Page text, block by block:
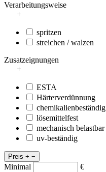
Verarbeitungsweise
+
spritzen
streichen / walzen
Zusatzeignungen
+
ESTA
Härterverdünnung
chemikalienbeständig
lösemittelfest
mechanisch belastbar
uv-beständig
Preis + −
Minimal
€